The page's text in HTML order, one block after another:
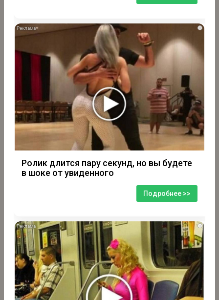
i
Ролик длится пару секунд, но вы будете
в шоке от увиденного
Подробнее >>
i